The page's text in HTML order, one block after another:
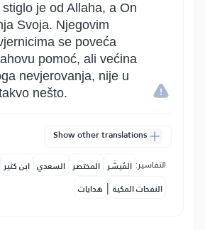
je od Allaha, a On
Svoja. Njegovim
se poveća
pomoć, ali većina
nevjerovanja, nije u
nešto.
Show other translations
التفاسير: المُيسَّر المختصر السعدي ابن كثير
النفحات المكية | هدايات